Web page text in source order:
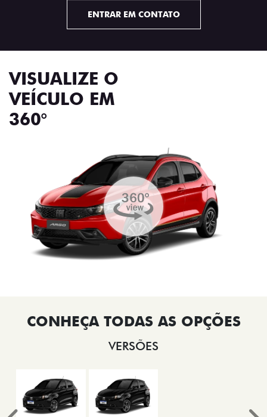
ENTRAR EM CONTATO
VISUALIZE O
VEÍCULO EM
360°
VERSÕES